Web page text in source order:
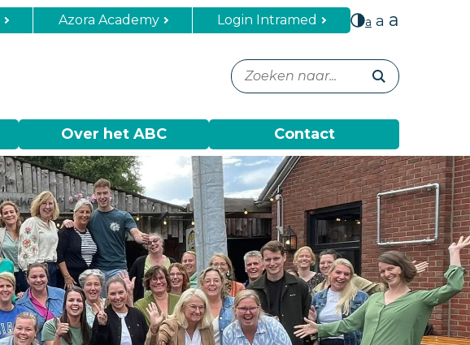
Azora Academy Login Intramed a a a
Over het ABC Contact